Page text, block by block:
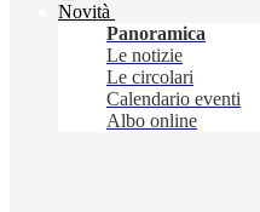
Novità
Panoramica
Le notizie
Le circolari
Calendario eventi
Albo online